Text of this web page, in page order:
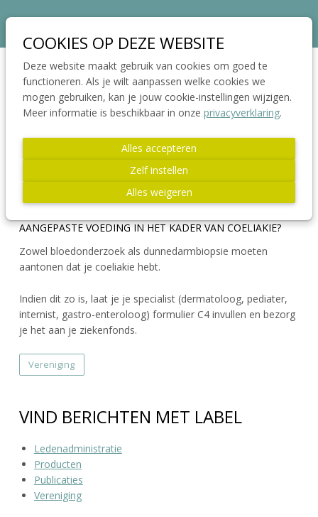
COOKIES OP DEZE WEBSITE
Deze website maakt gebruik van cookies om goed te
functioneren. Als je wilt aanpassen welke cookies we
mogen gebruiken, kan je jouw cookie-instellingen wijzigen.
Meer informatie is beschikbaar in onze privacyverklaring.
Alles accepteren
Zelf instellen
Alles weigeren
links
Spring
naar
de
navigatie
naar
de
Menu
AANGEPASTE VOEDING IN HET KADER VAN COELIAKIE?
Zowel bloedonderzoek als dunnedarmbiopsie moeten
aantonen dat je coeliakie hebt.
Indien dit zo is, laat je je specialist (dermatoloog, pediater,
internist, gastro-enteroloog) formulier C4 invullen en bezorg
je het aan je ziekenfonds.
Vereniging
VIND BERICHTEN MET LABEL
Ledenadministratie
Producten
Publicaties
Vereniging
Jong!
Actua
Publicaties
Glutenvrij leven
Contact
Account